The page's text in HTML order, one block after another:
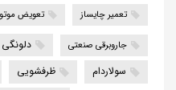
تعمیر چایساز تعویض
جاروبرقی صنعتی دلونگی
سولاردام
ظرفشویی